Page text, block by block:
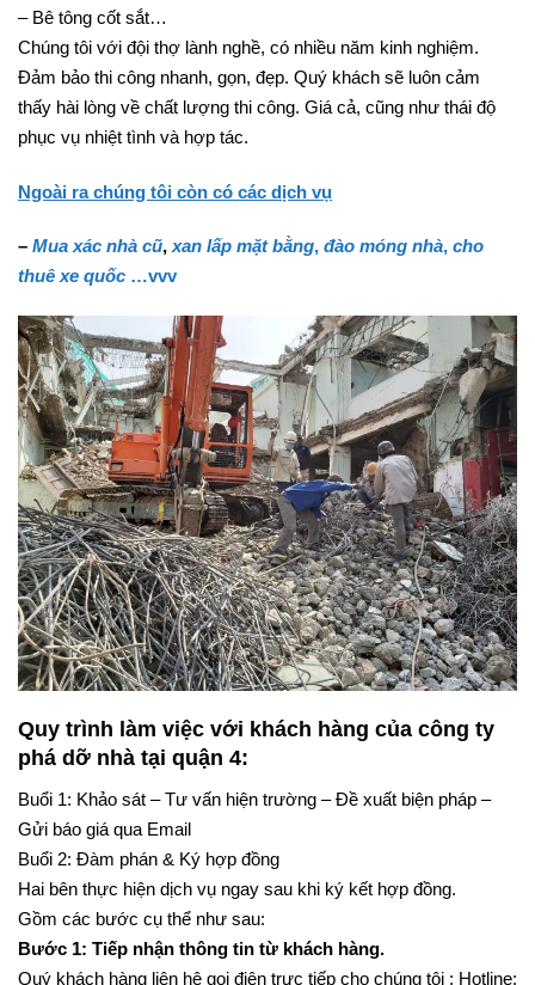
– Bê tông cốt sắt…
Chúng tôi với đội thợ lành nghề, có nhiều năm kinh nghiệm.
Đảm bảo thi công nhanh, gọn, đẹp. Quý khách sẽ luôn cảm
thấy hài lòng về chất lượng thi công. Giá cả, cũng như thái độ
phục vụ nhiệt tình và hợp tác.
Ngoài ra chúng tôi còn có các dịch vụ
– Mua xác nhà cũ, xan lấp mặt bằng, đào móng nhà, cho
thuê xe quốc …vvv
Quy trình làm việc với khách hàng của công ty
phá dỡ nhà tại quận 4:
Buổi 1: Khảo sát – Tư vấn hiện trường – Đề xuất biện pháp –
Gửi báo giá qua Email
Buổi 2: Đàm phán & Ký hợp đồng
Hai bên thực hiện dịch vụ ngay sau khi ký kết hợp đồng.
Gồm các bước cụ thể như sau:
Bước 1: Tiếp nhận thông tin từ khách hàng.
Quý khách hàng liên hệ gọi điện trực tiếp cho chúng tôi : Hotline: